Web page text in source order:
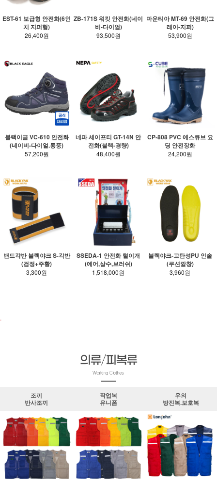
EST-61 보급형 안전화(6인
치 지퍼형)
26,400원
ZB-171S 워킷 안전화(네이
비-다이얼)
93,500원
마운티아 MT-69 안전화(그
레이-지퍼)
53,900원
블랙이글 VC-610 안전화
(네이비-다이얼.통풍)
57,200원
네파 세이프티 GT-14N 안
전화(블랙-경량)
48,400원
CP-808 PVC 에스큐브 요
딩 안전장화
24,200원
밴드각반 블랙야크 S-각반
(검정+주황)
3,300원
SSEDA-1 안전화 털이개
(에어,살수,브러쉬)
1,518,000원
블랙야크-고탄성PU 인솔
(쿠션깔창)
3,960원
.
조끼
반사조끼
작업복
유니폼
우의
방진복.보호복